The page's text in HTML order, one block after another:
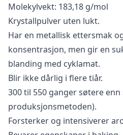
Molekylvekt: 183,18 g/mol
Krystallpulver uten lukt.
Har en metallisk ettersmak
konsentrasjon, men gir en
blanding med cyklamat.
Blir ikke dårlig i flere tiår.
300 til 550 ganger søtere
produksjonsmetoden).
Forsterker og intensiverer